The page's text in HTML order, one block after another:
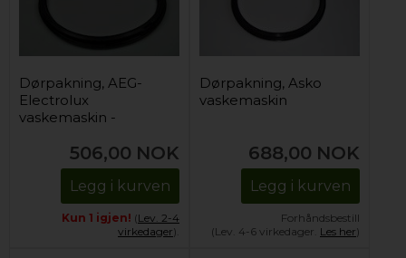
Dørpakning, AEG-
Electrolux
vaskemaskin -
506,00 NOK
Legg i kurven
Kun 1 igjen! (Lev. 2-4
virkedager).
Dørpakning, Asko
vaskemaskin
688,00 NOK
Legg i kurven
Forhåndsbestill
(Lev. 4-6 virkedager. Les her)